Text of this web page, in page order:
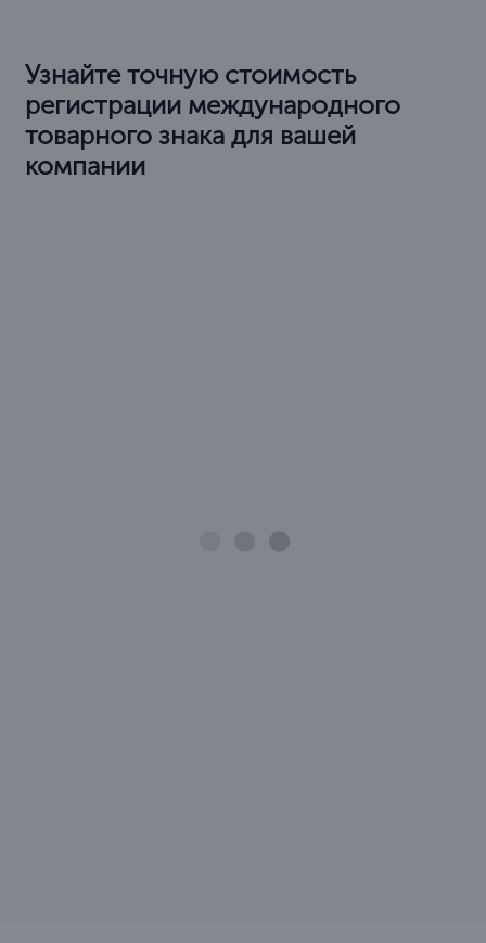
Узнайте точную стоимость
регистрации международного
товарного знака для вашей
компании